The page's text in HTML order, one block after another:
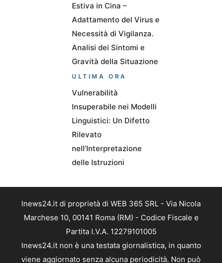
Estiva in Cina –
Adattamento del Virus e
Necessità di Vigilanza.
Analisi dei Sintomi e
Gravità della Situazione
ULTIMA ORA
Vulnerabilità
Insuperabile nei Modelli
Linguistici: Un Difetto
Rilevato
nell’Interpretazione
delle Istruzioni
Inews24.it di proprietà di WEB 365 SRL - Via Nicola
Marchese 10, 00141 Roma (RM) - Codice Fiscale e
Partita I.V.A. 12279101005
Inews24.it non è una testata giornalistica, in quanto
viene aggiornato senza alcuna periodicità. Non può